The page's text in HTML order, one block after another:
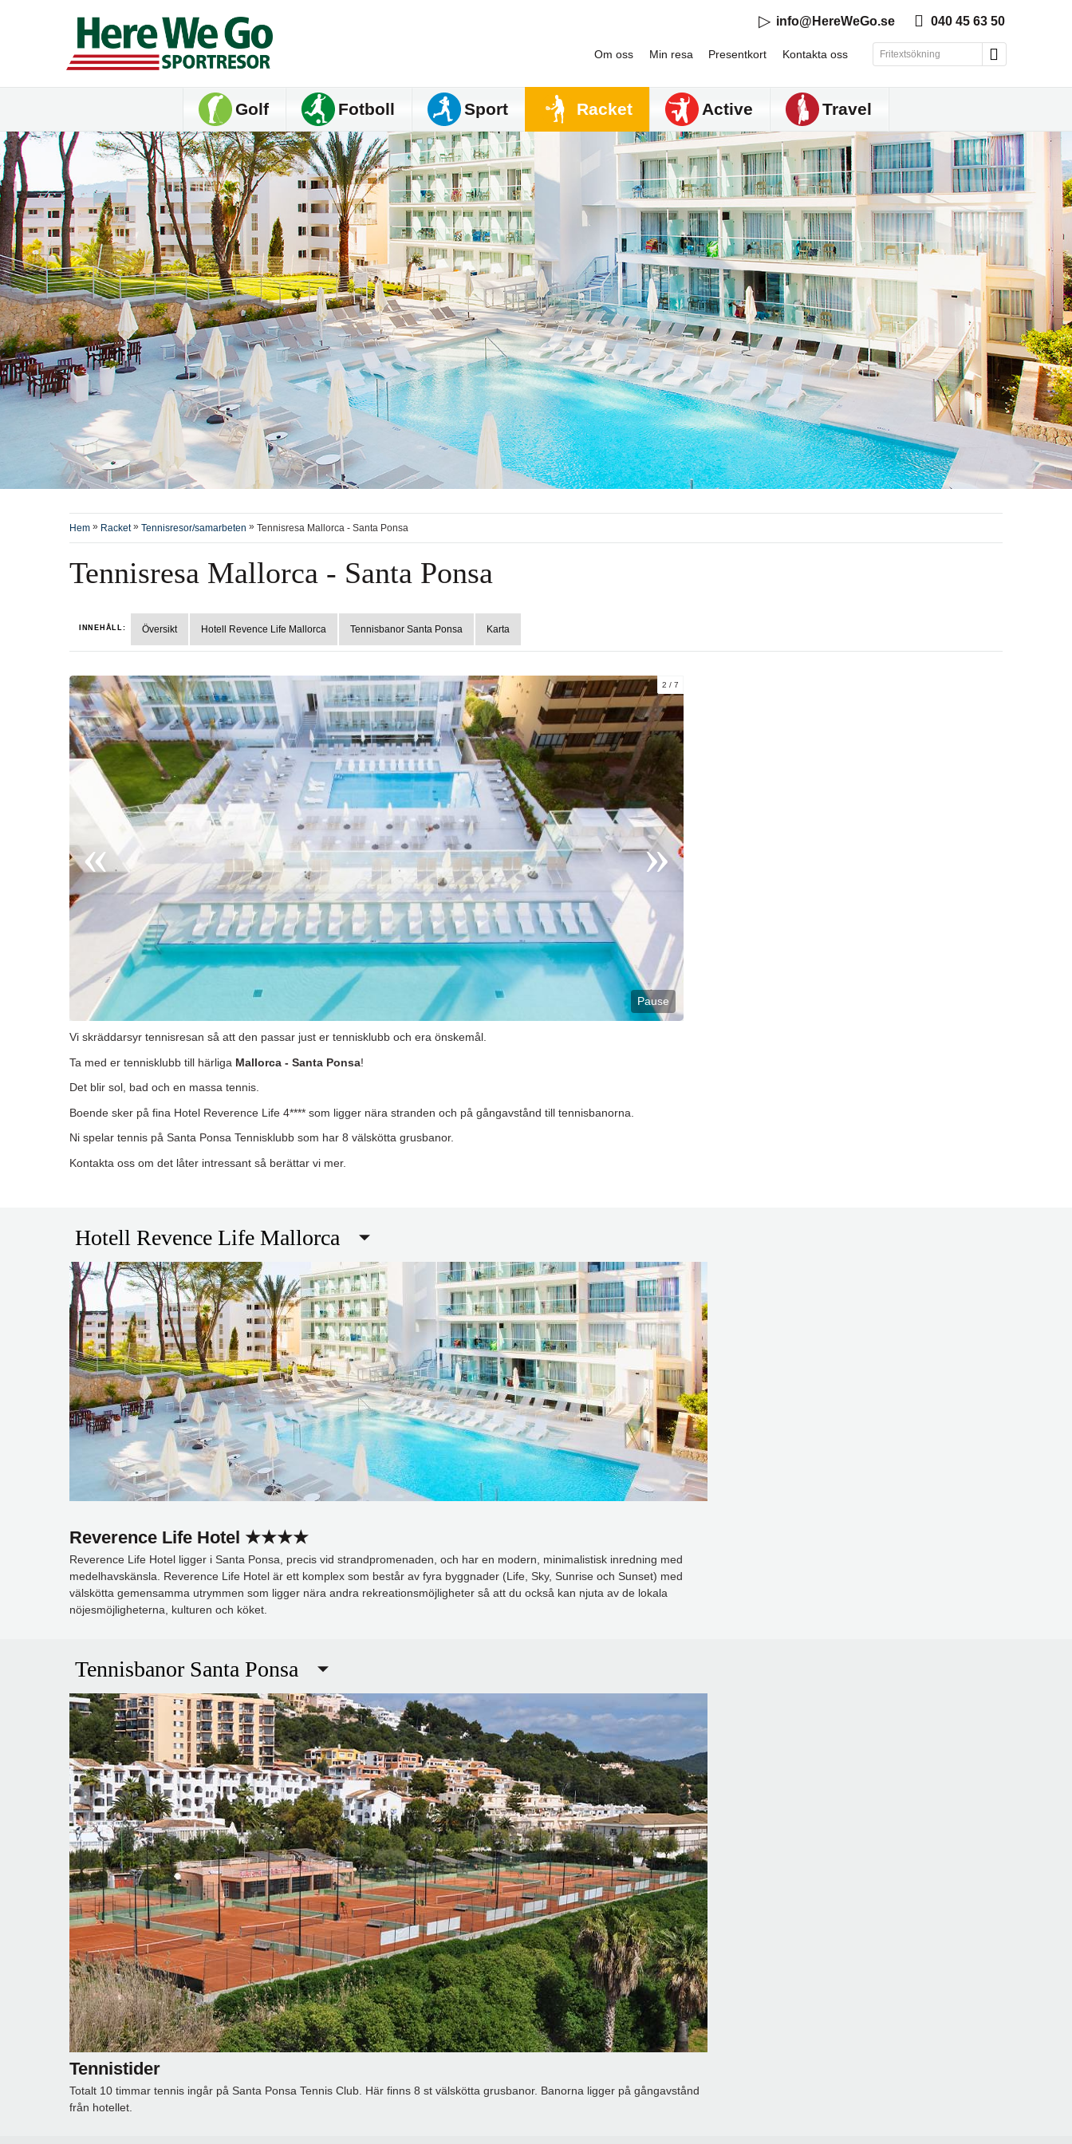
040 45 63 50
info@HereWeGo.se
Om oss Min resa Presentkort Kontakta oss
Golf Fotboll Sport Racket Active Travel
Hem » Racket» Tennisresor/samarbeten » Tennisresa Mallorca - Santa Ponsa
Tennisresa Mallorca - Santa Ponsa
INNEHÅLL: Översikt Hotell Revence Life Mallorca Tennisbanor Santa Ponsa Karta
2 7
Pause
Vi skräddarsyr tennisresan så att den passar just er tennisklubb och era önskemål.
Ta med er tennisklubb till härliga Mallorca - Santa Ponsa!
Det blir sol, bad och en massa tennis.
Boende sker på fina Hotel Reverence Life 4**** som ligger nära stranden och på gångavstånd till tennisbanorna.
Ni spelar tennis på Santa Ponsa Tennisklubb som har 8 välskötta grusbanor.
Kontakta oss om det låter intressant så berättar vi mer.
Hotell Revence Life Mallorca
Reverence Life Hotel ★★★★
Reverence Life Hotel ligger i Santa Ponsa, precis vid strandpromenaden, och har en modern, minimalistisk inredning med
medelhavskänsla. Reverence Life Hotel är ett komplex som består av fyra byggnader (Life, Sky, Sunrise och Sunset) med
välskötta gemensamma utrymmen som ligger nära andra rekreationsmöjligheter så att du också kan njuta av de lokala
nöjesmöjligheterna, kulturen och köket.
Tennisbanor Santa Ponsa
Tennistider
Totalt 10 timmar tennis ingår på Santa Ponsa Tennis Club. Här finns 8 st välskötta grusbanor. Banorna ligger på gångavstånd
från hotellet.